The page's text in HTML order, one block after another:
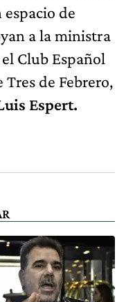
espacio de
a la ministra
Club Español
de Febrero,
Espert.